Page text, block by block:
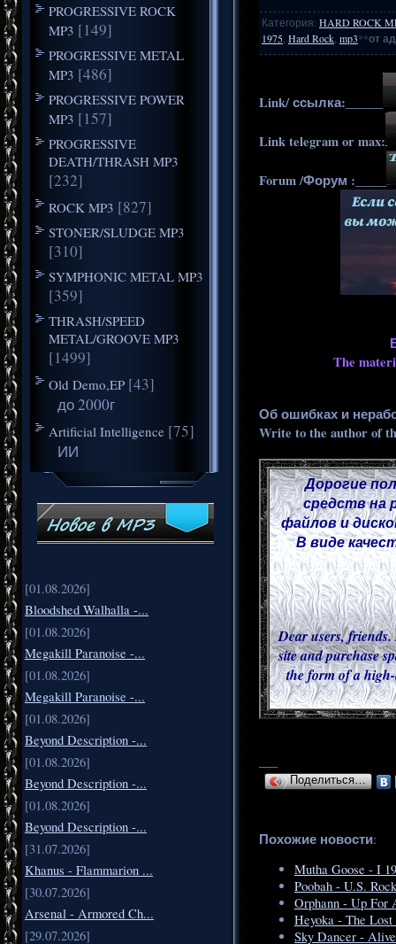
PROGRESSIVE ROCK
MP3 [149]
PROGRESSIVE METAL
MP3 [486]
PROGRESSIVE POWER
MP3 [157]
PROGRESSIVE
DEATH/THRASH MP3
[232]
ROCK MP3 [827]
STONER/SLUDGE MP3
[310]
SYMPHONIC METAL MP3
[359]
THRASH/SPEED
METAL/GROOVE MP3
[1499]
Old Demo,EP [43]
до 2000г
Artificial Intelligence [75]
ИИ
[01.08.2026]
Bloodshed Walhalla -...
[01.08.2026]
Megakill Paranoise -...
[01.08.2026]
Megakill Paranoise -...
[01.08.2026]
Beyond Description -...
[01.08.2026]
Beyond Description -...
[01.08.2026]
Beyond Description -...
[31.07.2026]
Khanus - Flammarion ...
[30.07.2026]
Arsenal - Armored Ch...
[29.07.2026]
Категория: HARD ROCK
1975 Hard Rock mp3**от
Link/ ссылка:______
Link telegram or max:
Forum /Форум :_____
The
Об ошибках и
Write to the author of
Дорогие
средств на
файлов и
В виде
Dear users,
site and purchase
the form of a
Поделиться…
Похожие новости:
Mutha Goose - I
Poobah - U.S.
Orphann - Up For
Heyoka - The Lost
Sky Dancer -